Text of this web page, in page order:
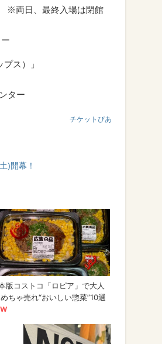
※両日、最終入場は閉館
ス）」
ター
チケットぴあ
)開幕！